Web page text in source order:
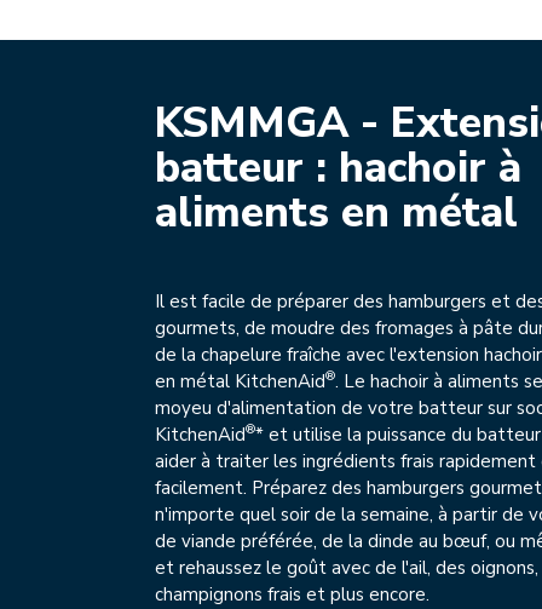
KSMMGA -
batteur : hachoir à
aliments en métal
Il est facile de préparer des hamburgers et
gourmets, de moudre des fromages à pâte
de la chapelure fraîche avec l'extension
en métal KitchenAid®. Le hachoir à aliments
moyeu d'alimentation de votre batteur sur
KitchenAid®* et utilise la puissance du
aider à traiter les ingrédients frais
facilement. Préparez des hamburgers
n'importe quel soir de la semaine, à partir de
de viande préférée, de la dinde au bœuf, ou
et rehaussez le goût avec de l'ail, des oignons,
champignons frais et plus encore.